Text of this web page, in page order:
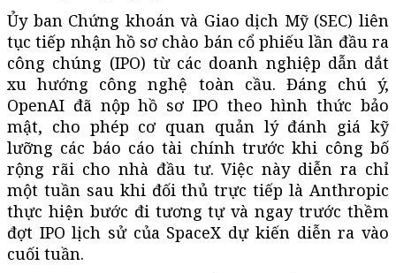
Ủy ban Chứng khoán và Giao dịch Mỹ (SEC) liên
tục tiếp nhận hồ sơ chào bán cổ phiếu lần đầu ra
công chúng (IPO) từ các doanh nghiệp dẫn dắt
xu hướng công nghệ toàn cầu. Đáng chú ý,
OpenAI đã nộp hồ sơ IPO theo hình thức bảo
mật, cho phép cơ quan quản lý đánh giá kỹ
lưỡng các báo cáo tài chính trước khi công bố
rộng rãi cho nhà đầu tư. Việc này diễn ra chỉ
một tuần sau khi đối thủ trực tiếp là Anthropic
thực hiện bước đi tương tự và ngay trước thềm
đợt IPO lịch sử của SpaceX dự kiến diễn ra vào
cuối tuần.